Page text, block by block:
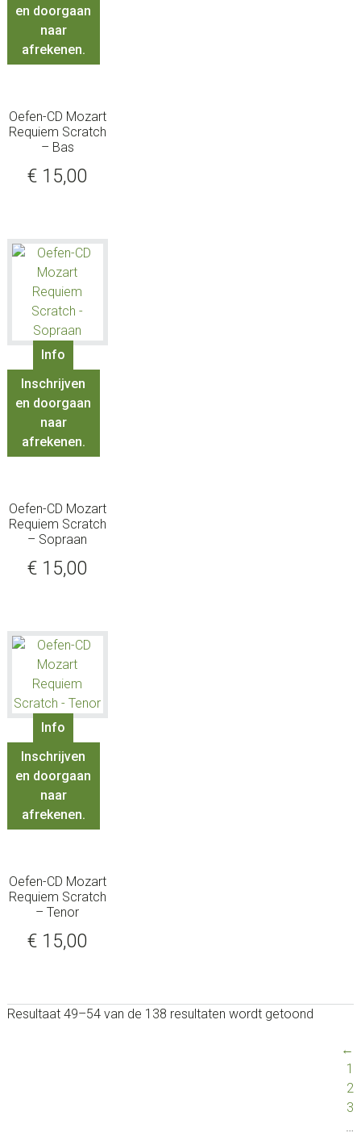
en doorgaan
naar
afrekenen.
Oefen-CD Mozart
Requiem Scratch
– Bas
€ 15,00
Info
Inschrijven
en doorgaan
naar
afrekenen.
Oefen-CD Mozart
Requiem Scratch
– Sopraan
€ 15,00
Info
Inschrijven
en doorgaan
naar
afrekenen.
Oefen-CD Mozart
Requiem Scratch
– Tenor
€ 15,00
Resultaat 49–54 van de 138 resultaten wordt getoond
←
1
2
3
…